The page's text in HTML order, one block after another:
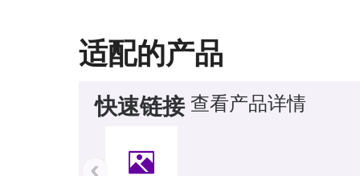
适配的产品
快速链接 查看产品详情
‹